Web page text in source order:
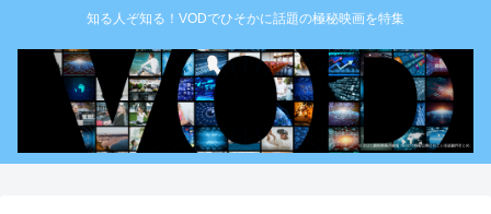
知る人ぞ知る！VODでひそかに話題の極秘映画を特集